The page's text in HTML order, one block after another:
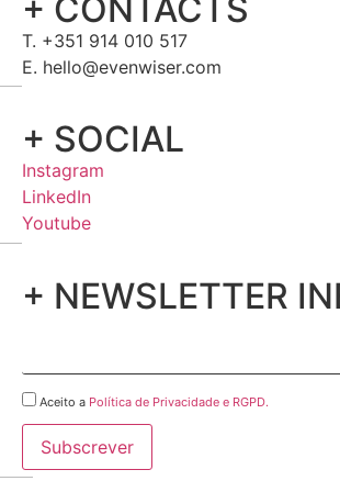
+ CONTACTS
T. +351 914 010 517
E. hello@evenwiser.com
+ SOCIAL
Instagram
LinkedIn
Youtube
+ NEWSLETTER
Aceito a Política de Privacidade e RGPD.